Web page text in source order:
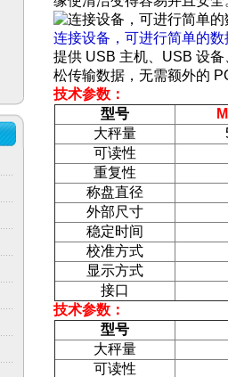
连接设备，可进行简单的数
提供 USB 主机、USB 设
松传输数据，无需额外的
技术参数：
型号
大秤量
可读性
重复性
称盘直径
外部尺寸
稳定时间
校准方式
显示方式
接口
技术参数：
型号
大秤量
可读性